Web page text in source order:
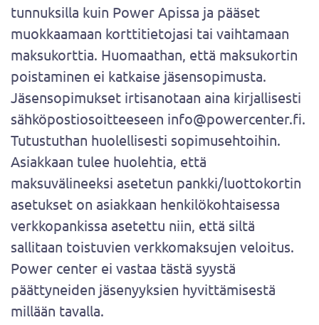
tunnuksilla kuin Power Apissa ja pääset
muokkaamaan korttitietojasi tai vaihtamaan
maksukorttia. Huomaathan, että maksukortin
poistaminen ei katkaise jäsensopimusta.
Jäsensopimukset irtisanotaan aina kirjallisesti
sähköpostiosoitteeseen info@powercenter.fi.
Tutustuthan huolellisesti sopimusehtoihin.
Asiakkaan tulee huolehtia, että
maksuvälineeksi asetetun pankki/luottokortin
asetukset on asiakkaan henkilökohtaisessa
verkkopankissa asetettu niin, että siltä
sallitaan toistuvien verkkomaksujen veloitus.
Power center ei vastaa tästä syystä
päättyneiden jäsenyyksien hyvittämisestä
millään tavalla.